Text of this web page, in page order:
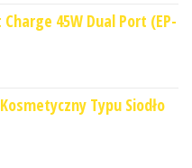
45W Dual Port (EP-
Typu Siodło